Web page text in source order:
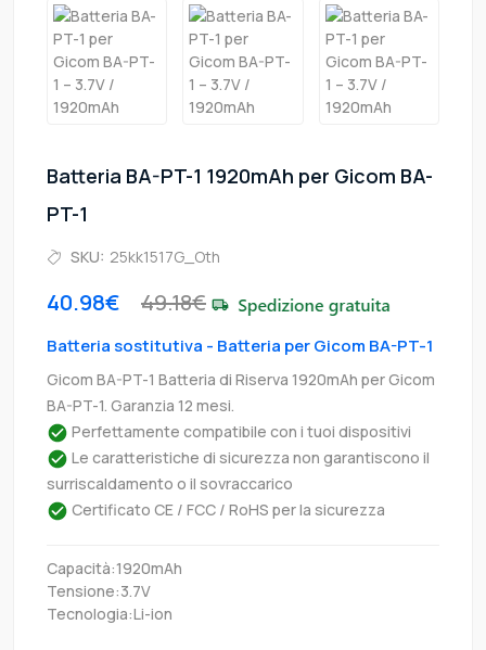
Batteria BA-PT-1 1920mAh per Gicom BA-
PT-1
SKU: 25kk1517G_Oth
40.98€ 49.18€
Batteria sostitutiva - Batteria per Gicom BA-PT-1
Gicom BA-PT-1 Batteria di Riserva 1920mAh per Gicom
BA-PT-1. Garanzia 12 mesi.
Perfettamente compatibile con i tuoi dispositivi
Le caratteristiche di sicurezza non garantiscono il
surriscaldamento o il sovraccarico
Certificato CE / FCC / RoHS per la sicurezza
Capacità:1920mAh
Tensione:3.7V
Tecnologia:Li-ion